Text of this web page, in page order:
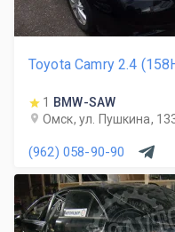
Toyota Camry 2.4
1
BMW-SAW
Омск, ул. Пушкина,
(962) 058-90-90